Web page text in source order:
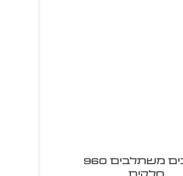
שילובים משתלבים 960